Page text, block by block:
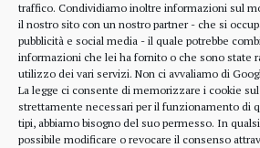
traffico. Condividiamo inoltre informazioni sul
il nostro sito con un nostro partner - che si
pubblicità e social media - il quale potrebbe
informazioni che lei ha fornito o che sono state
utilizzo dei vari servizi. Non ci avvaliamo di
La legge ci consente di memorizzare i cookie
strettamente necessari per il funzionamento di
tipi, abbiamo bisogno del suo permesso. In
possibile modificare o revocare il consenso
Aree tematiche
Attività professionale
Cultura Civica